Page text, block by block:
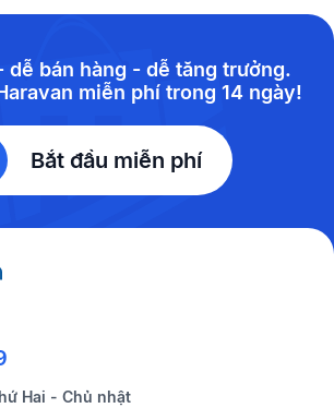
dễ bán hàng - dễ tăng trưởng.
miễn phí trong 14 ngày!
Bắt đầu miễn phí
Hai - Chủ nhật